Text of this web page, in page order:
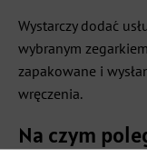
Wystarczy dodać
wybranym
zapakowane i
wręczenia.
Na czym